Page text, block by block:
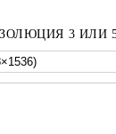
3 ИЛИ 5